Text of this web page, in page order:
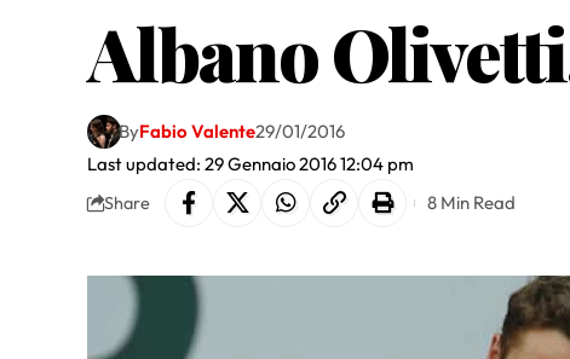
Albano
Last updated: 29 Gennaio 2016 12:04 pm
ByFabio Valente29/01/2016
Share 8 Min Read